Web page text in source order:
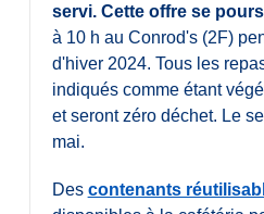
servi. Cette offre se
à 10 h au Conrod's (2F)
d'hiver 2024. Tous les
indiqués comme étant
et seront zéro déchet. Le
mai.
Des contenants